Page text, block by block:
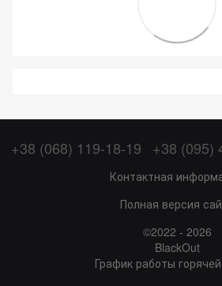
+38 (068) 119-18-19 +38 (095)
Контактная
Полная версия
©2022 - 2026
BlackOut
График работы